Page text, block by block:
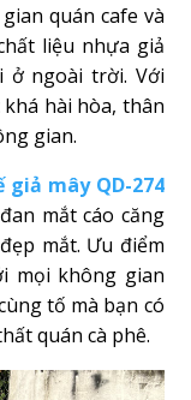
quán cafe và
liệu nhựa giả
ở ngoài trời. Với
hài hòa, thân
gian.
giả mây QD-274
mắt cáo căng
mắt. Ưu điểm
mọi không gian
tố mà bạn có
quán cà phê.